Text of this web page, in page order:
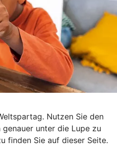
Nutzen Sie den
genauer unter die Lupe zu
finden Sie auf dieser Seite.